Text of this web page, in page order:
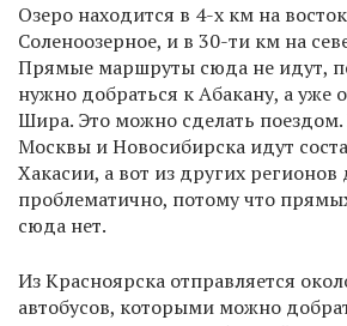
Озеро находится в 4-х км на
Соленоозерное, и в 30-ти км на
Прямые маршруты сюда не идут,
нужно добраться к Абакану, а уже
Шира. Это можно сделать
Москвы и Новосибирска идут
Хакасии, а вот из других регионов
проблематично, потому что
сюда нет.
Из Красноярска отправляется
автобусов, которыми можно